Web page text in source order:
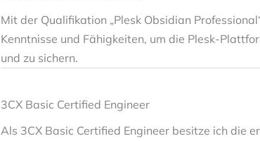
Mit der Qualifikation „Plesk Obsidian
Kenntnisse und Fähigkeiten, um die Plesk-
und zu sichern.
3CX Basic Certified Engineer
Als 3CX Basic Certified Engineer besitze ich die